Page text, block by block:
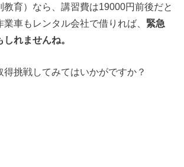
教育）なら、講習費は19000円前後だと
車もレンタル会社で借りれば、 緊急
れませんね。
得挑戦してみてはいかがですか？